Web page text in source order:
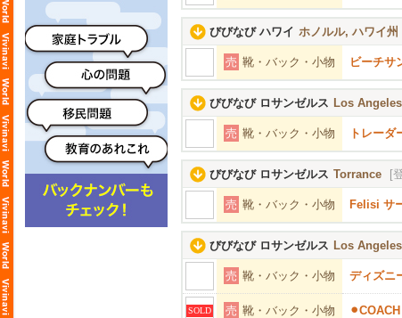
びびなび ハワイ ホノルル, ハワイ州
売 靴・バック・小物 ビーチサ
びびなび ロサンゼルス Los
売 靴・バック・小物 トレー
びびなび ロサンゼルス Torrance [
売 靴・バック・小物 Felisi サ
びびなび ロサンゼルス Los
売 靴・バック・小物 ディズニ
SOLD 売 靴・バック・小物